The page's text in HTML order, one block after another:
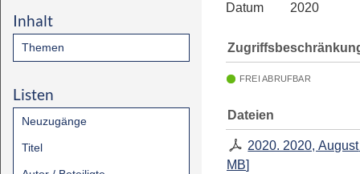
Inhalt
Themen
Listen
Neuzugänge
Titel
Datum
2020
FREI ABRUFBAR
Dateien
2020. 2020, August
MB]